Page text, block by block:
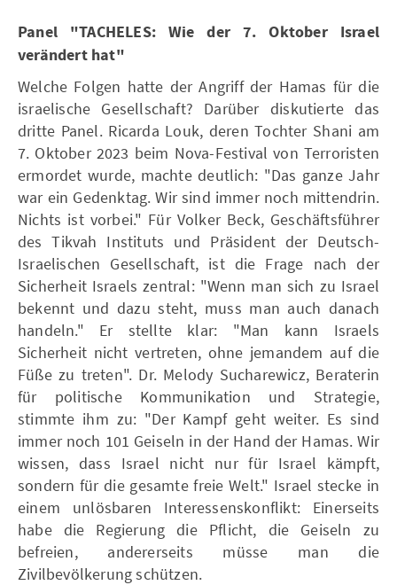
Panel "TACHELES: Wie der 7. Oktober Israel
verändert hat"
Welche Folgen hatte der Angriff der Hamas für die
israelische Gesellschaft? Darüber diskutierte das
dritte Panel. Ricarda Louk, deren Tochter Shani am
7. Oktober 2023 beim Nova-Festival von Terroristen
ermordet wurde, machte deutlich: "Das ganze Jahr
war ein Gedenktag. Wir sind immer noch mittendrin.
Nichts ist vorbei." Für Volker Beck, Geschäftsführer
des Tikvah Instituts und Präsident der Deutsch-
Israelischen Gesellschaft, ist die Frage nach der
Sicherheit Israels zentral: "Wenn man sich zu Israel
bekennt und dazu steht, muss man auch danach
handeln." Er stellte klar: "Man kann Israels
Sicherheit nicht vertreten, ohne jemandem auf die
Füße zu treten". Dr. Melody Sucharewicz, Beraterin
für politische Kommunikation und Strategie,
stimmte ihm zu: "Der Kampf geht weiter. Es sind
immer noch 101 Geiseln in der Hand der Hamas. Wir
wissen, dass Israel nicht nur für Israel kämpft,
sondern für die gesamte freie Welt." Israel stecke in
einem unlösbaren Interessenskonflikt: Einerseits
habe die Regierung die Pflicht, die Geiseln zu
befreien, andererseits müsse man die
Zivilbevölkerung schützen.